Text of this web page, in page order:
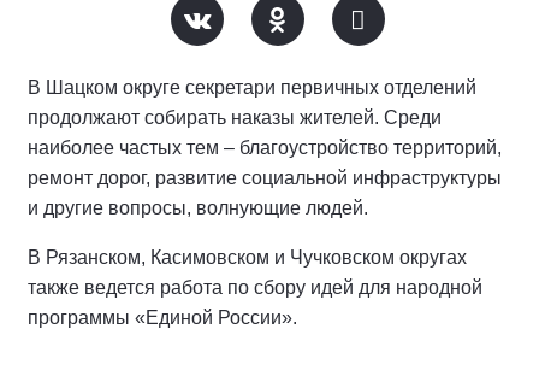
В Шацком округе секретари первичных отделений
продолжают собирать наказы жителей. Среди
наиболее частых тем – благоустройство территорий,
ремонт дорог, развитие социальной инфраструктуры
и другие вопросы, волнующие людей.
В Рязанском, Касимовском и Чучковском округах
также ведется работа по сбору идей для народной
программы «Единой России».